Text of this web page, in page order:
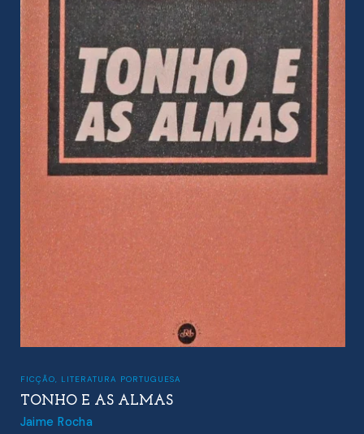
FICÇÃO LITERATURA PORTUGUESA
TONHO E AS ALMAS
Jaime Rocha